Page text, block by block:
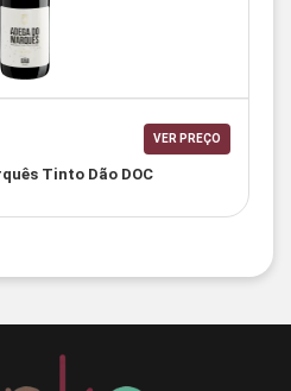
VER PREÇO
Tinto Dão DOC